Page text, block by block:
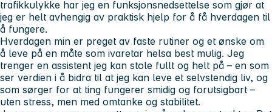
trafikkulykke har jeg en funksjonsnedsettelse som gjør at
jeg er helt avhengig av praktisk hjelp for å få hverdagen til
å fungere.
Hverdagen min er preget av faste rutiner og et ønske om
å leve på en måte som ivaretar helsa best mulig. Jeg
trenger en assistent jeg kan stole fullt og helt på – en som
ser verdien i å bidra til at jeg kan leve et selvstendig liv, og
som sørger for at ting fungerer smidig og forutsigbart –
uten stress, men med omtanke og stabilitet.